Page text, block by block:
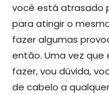
você está atrasado
para atingir o
fazer algumas
então. Uma vez que
fazer, vou dúvida,
de cabelo a